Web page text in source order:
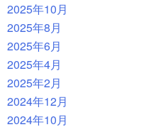
2025年10月
2025年8月
2025年6月
2025年4月
2025年2月
2024年12月
2024年10月